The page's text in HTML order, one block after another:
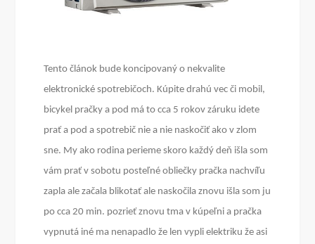
Tento článok bude koncipovaný o nekvalite
elektronické spotrebičoch. Kúpite drahú vec či mobil,
bicykel pračky a pod má to cca 5 rokov záruku idete
prať a pod a spotrebič nie a nie naskočiť ako v zlom
sne. My ako rodina perieme skoro každý deň išla som
vám prať v sobotu posteľné obliečky pračka nachvíľu
zapla ale začala blikotať ale naskočila znovu išla som ju
po cca 20 min. pozrieť znovu tma v kúpeľni a pračka
vypnutá iné ma nenapadlo že len vypli elektriku že asi